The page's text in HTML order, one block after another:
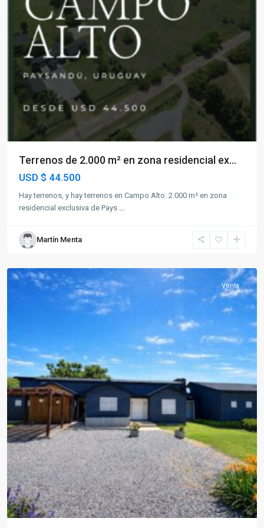
Terrenos de 2.000 m² en zona residencial ex...
USD $ 44.500
Hay terrenos, y hay terrenos en Campo Alto. 2.000 m² en zona
residencial exclusiva de Pays ...
Martín Menta
Venta